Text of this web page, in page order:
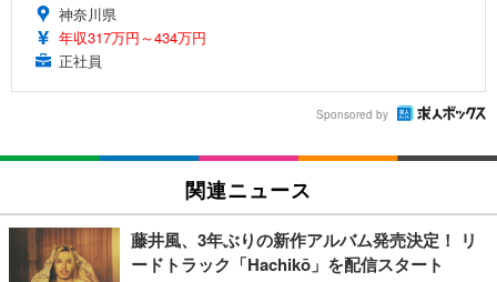
神奈川県
年収317万円～434万円
正社員
Sponsored by
関連ニュース
藤井風、3年ぶりの新作アルバム発売決定！ リ
ードトラック「Hachikō」を配信スタート